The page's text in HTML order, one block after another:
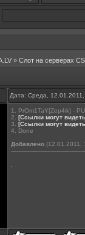
» Слот на серверах
Дата: Среда,
1. PrOm1TaY[Zep4ik] -
2. [Ссылки могут
3. [Ссылки могут
4. Done
Добавлено (12.01.2011,